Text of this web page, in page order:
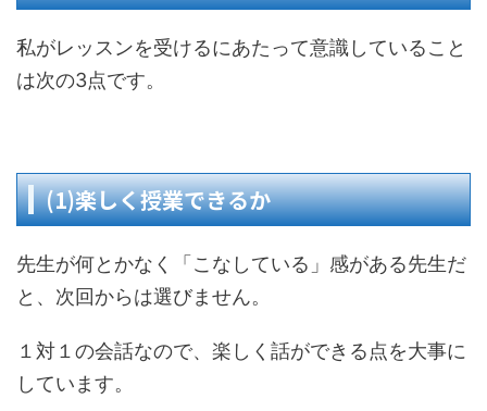
私がレッスンを受けるにあたって意識していること
は次の3点です。
(1)楽しく授業できるか
先生が何とかなく「こなしている」感がある先生だ
と、次回からは選びません。
１対１の会話なので、楽しく話ができる点を大事に
しています。